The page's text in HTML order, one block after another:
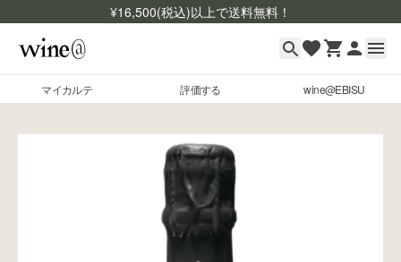
¥16,500(税込)以上で送料無料！
マイカルテ 評価する wine@EBISU
マイカルテ